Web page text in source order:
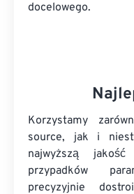
docelowego.
Korzystamy
source, jak i
najwyższą
przypadków
precyzyjnie